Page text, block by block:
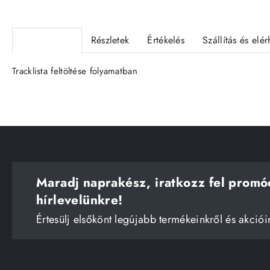
Részletek Értékelés Szállítás és
Tracklista feltöltése folyamatban
Maradj naprakész, iratkozz fel
hírlevelünkre!
Értesülj elsőkönt legújabb termékeinkről és